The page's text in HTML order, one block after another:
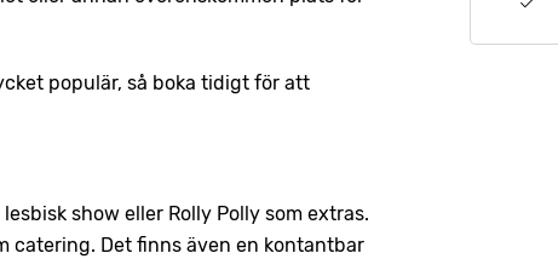
populär, så boka tidigt för att
show eller Rolly Polly som extras.
catering. Det finns även en kontantbar